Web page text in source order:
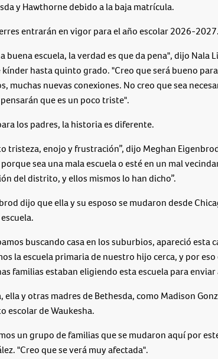
y Hawthorne debido a la baja matrícula.
entrarán en vigor para el año escolar 2026-2027.
buena escuela, la verdad es que da pena", dijo Nala
kínder hasta quinto grado. "Creo que será bueno
muchas nuevas conexiones. No creo que sea
que es un poco triste".
los padres, la historia es diferente.
tristeza, enojo y frustración”, dijo Meghan
sea una mala escuela o esté en un mal
del distrito, y ellos mismos lo han dicho”.
dijo que ella y su esposo se mudaron desde
buscando casa en los suburbios, apareció esta
la escuela primaria de nuestro hijo cerca, y por
familias estaban eligiendo esta escuela para enviar
ella y otras madres de Bethesda, como Madison
escolar de Waukesha.
un grupo de familias que se mudaron aquí por
"Creo que se verá muy afectada".